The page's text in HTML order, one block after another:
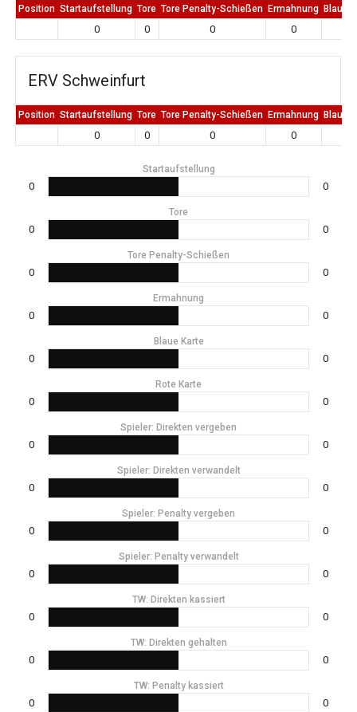
Position Startaufstellung Tore Tore Penalty-Schießen Ermahnung Blaue
0 0 0 0
ERV Schweinfurt
Position Startaufstellung Tore Tore Penalty-Schießen Ermahnung Blaue
0 0 0 0
Startaufstellung
0 0
Tore
0 0
Tore Penalty-Schießen
0 0
Ermahnung
0 0
Blaue Karte
0 0
Rote Karte
0 0
Spieler: Direkten vergeben
0 0
Spieler: Direkten verwandelt
0 0
Spieler: Penalty vergeben
0 0
Spieler: Penalty verwandelt
0 0
TW: Direkten kassiert
0 0
TW: Direkten gehalten
0 0
TW: Penalty kassiert
0 0